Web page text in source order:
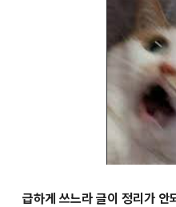
급하게 쓰느라 글이 정리가